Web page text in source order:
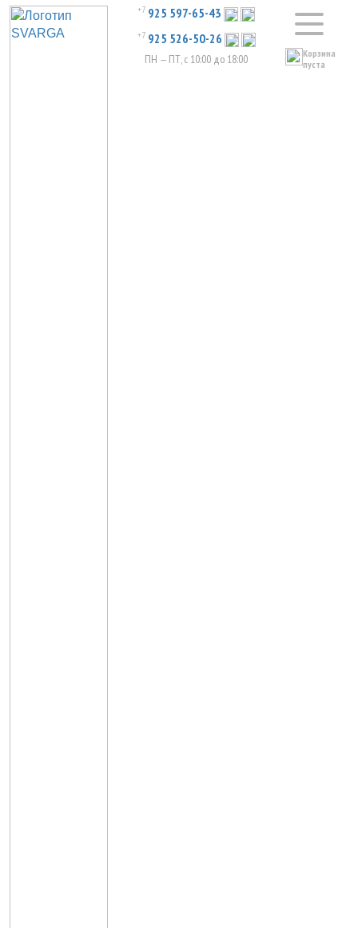
+7 925 597-65-43
+7 925 526-50-26
ПН — ПТ, с 10:00 до 18:00
Корзина
пуста